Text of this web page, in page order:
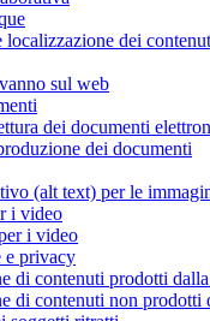
localizzazione dei
sul web
dei documenti
dei documenti
(alt text) per le
i video
i video
e privacy
di contenuti prodotti
di contenuti non